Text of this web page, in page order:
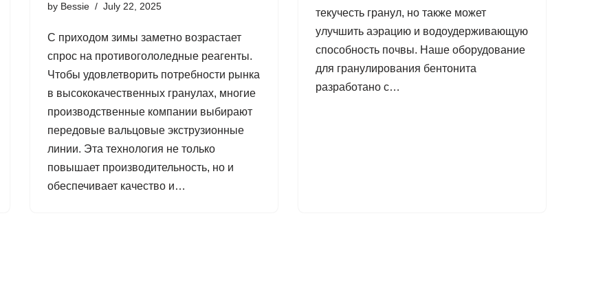
by Bessie July 22, 2025
С приходом зимы заметно возрастает
спрос на противогололедные реагенты.
Чтобы удовлетворить потребности рынка
в высококачественных гранулах, многие
производственные компании выбирают
передовые вальцовые экструзионные
линии. Эта технология не только
повышает производительность, но и
обеспечивает качество и…
текучесть гранул, но также может
улучшить аэрацию и водоудерживающую
способность почвы. Наше оборудование
для гранулирования бентонита
разработано с…